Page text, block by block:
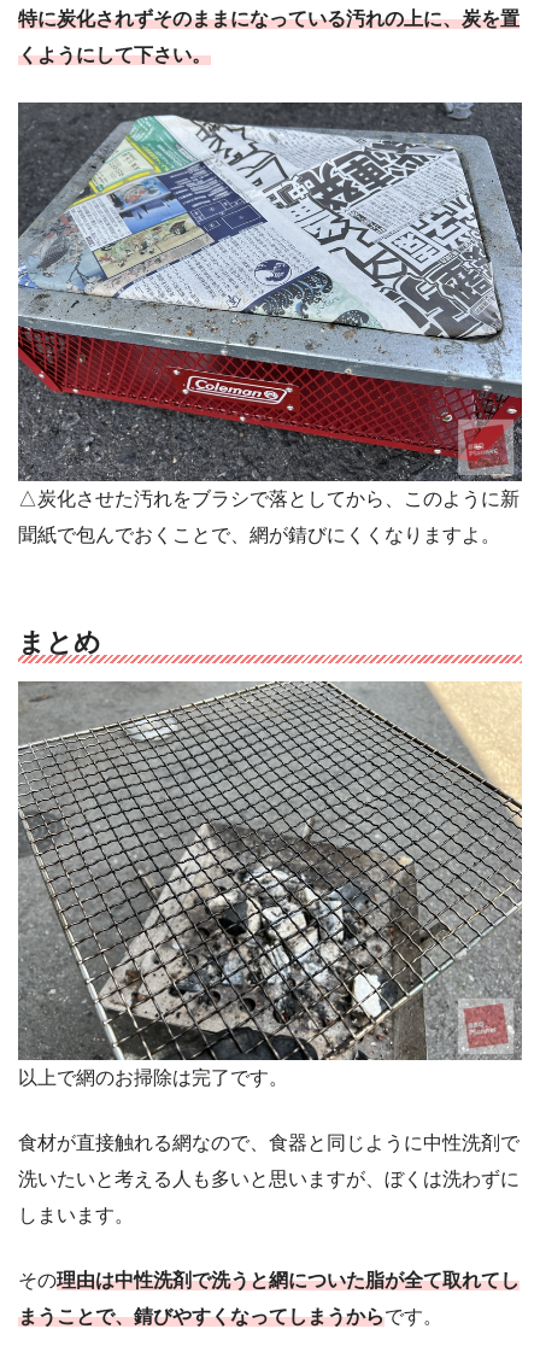
特に炭化されずそのままになっている汚れの上に、炭を置
くようにして下さい。
△炭化させた汚れをブラシで落としてから、このように新
聞紙で包んでおくことで、網が錆びにくくなりますよ。
まとめ
以上で網のお掃除は完了です。
食材が直接触れる網なので、食器と同じように中性洗剤で
洗いたいと考える人も多いと思いますが、ぼくは洗わずに
しまいます。
その理由は中性洗剤で洗うと網についた脂が全て取れてし
まうことで、錆びやすくなってしまうからです。